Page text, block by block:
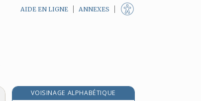
AIDE EN LIGNE ANNEXES
VOISINAGE ALPHABÉTIQUE
conifères, n. m. pl.